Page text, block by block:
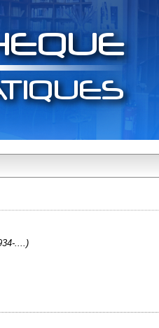
....)